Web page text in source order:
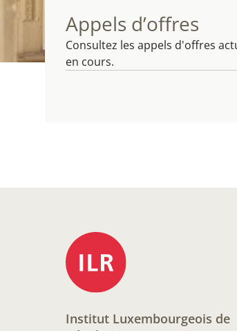
Appels d’offres
Consultez les appels d'offres
en cours.
Institut Luxembourgeois de